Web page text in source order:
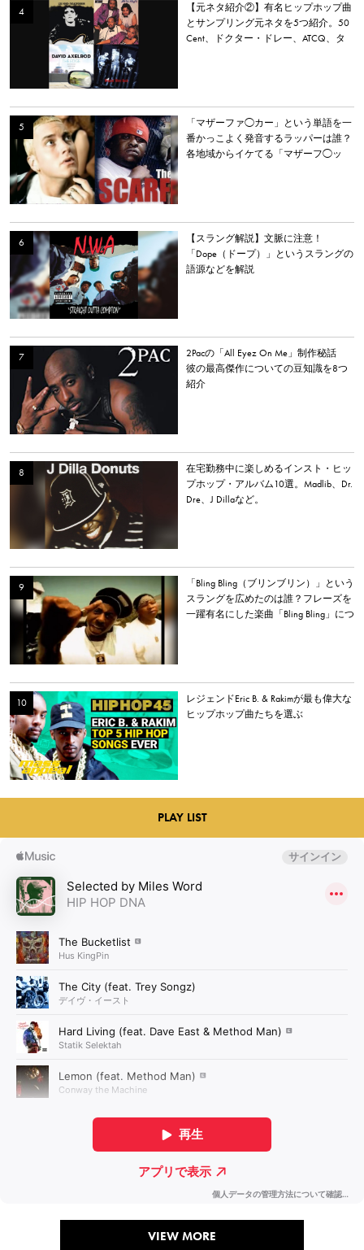
【元ネタ紹介②】有名ヒップホップ曲
とサンプリング元ネタを5つ紹介。50
Cent、ドクター・ドレー、ATCQ、タ
「マザーファ◯カー」という単語を一
番かっこよく発音するラッパーは誰？
各地域からイケてる「マザーフ◯ッ
【スラング解説】文脈に注意！
「Dope（ドープ）」というスラングの
語源などを解説
2Pacの「All Eyez On Me」制作秘話
彼の最高傑作についての豆知識を8つ
紹介
在宅勤務中に楽しめるインスト・ヒッ
プホップ・アルバム10選。Madlib、Dr.
Dre、J Dillaなど。
「Bling Bling（ブリンブリン）」という
スラングを広めたのは誰？フレーズを
一躍有名にした楽曲「Bling Bling」につ
レジェンドEric B. & Rakimが最も偉大な
ヒップホップ曲たちを選ぶ
PLAY LIST
VIEW MORE